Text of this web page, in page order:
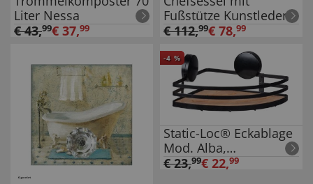
Liter Nessa
€43,99€ 37,99
Fußstütze Kunstleder
Braun
€112,99€ 78,99
-4 %
Static-Loc® Eckablage
Mod. Alba,
Badezimmerablage
€23,99€ 22,99